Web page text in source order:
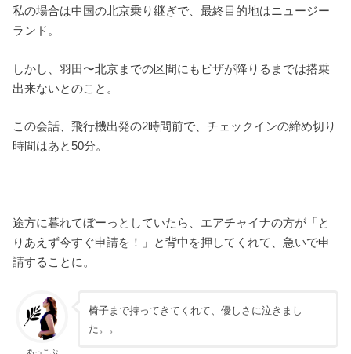
私の場合は中国の北京乗り継ぎで、最終目的地はニュージー
ランド。
しかし、羽田〜北京までの区間にもビザが降りるまでは搭乗
出来ないとのこと。
この会話、飛行機出発の2時間前で、チェックインの締め切り
時間はあと50分。
途方に暮れてぼーっとしていたら、エアチャイナの方が「と
りあえず今すぐ申請を！」と背中を押してくれて、急いで申
請することに。
椅子まで持ってきてくれて、優しさに泣きまし
た。。